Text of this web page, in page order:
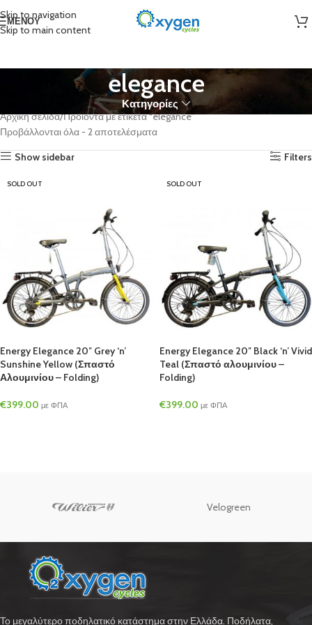
Skip to navigation
Skip to main content
ΜΕΝΟΎ
elegance
Κατηγορίες
Αρχική σελίδα Προϊόντα με ετικέτα “elegance”
Προβάλλονται όλα - 2 αποτελέσματα
Show sidebar Filters
SOLD OUT
Energy Elegance 20″ Grey ‘n’
Sunshine Yellow (Σπαστό
Αλουμινίου – Folding)
€399.00 με ΦΠΑ
SOLD OUT
Energy Elegance 20″ Black ‘n’ Vivid
Teal (Σπαστό αλουμινίου –
Folding)
€399.00 με ΦΠΑ
Velogreen
Το μεγαλύτερο ποδηλατικό κατάστημα στην Ελλάδα. Ποδήλατα,